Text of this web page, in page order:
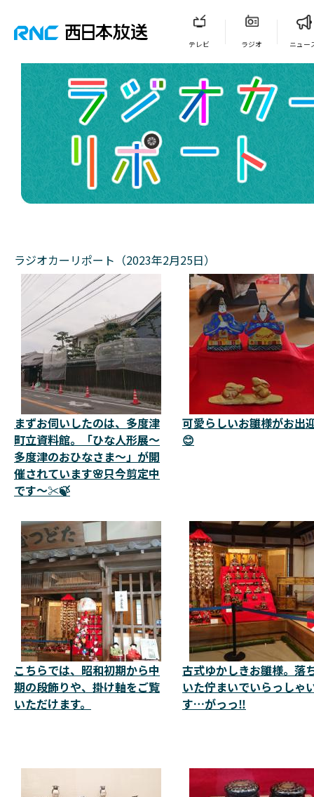
テレビ ラジオ ニュー
ラジオカーリポート（2023年2月25日）
まずお伺いしたのは、多度津
町立資料館。「ひな人形展～
多度津のおひなさま～」が開
催されています🌸只今剪定中
です～✂️🍃
可愛らしいお雛様がお出
😊
こちらでは、昭和初期から中
期の段飾りや、掛け軸をご覧
いただけます。
古式ゆかしきお雛様。落
いた佇まいでいらっしゃ
す…がっっ‼️